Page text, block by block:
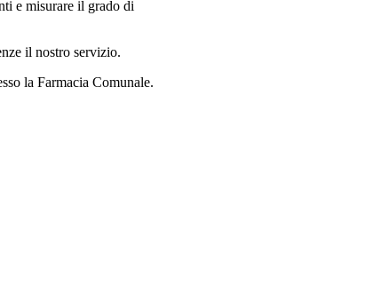
e misurare il grado di
il nostro servizio.
la Farmacia Comunale.